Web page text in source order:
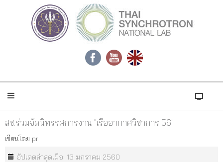
สซ.ร่วมจัดนิทรรศการงาน "เรืออากาศวิชาการ 56"
เขียนโดย pr
อัปเดตล่าสุดเมื่อ: 13 มกราคม 2560